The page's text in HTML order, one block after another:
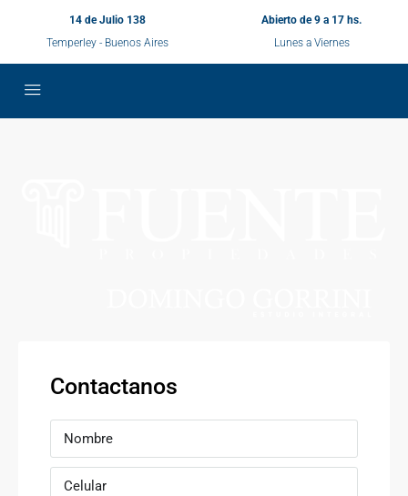
14 de Julio 138
Temperley - Buenos Aires
Abierto de 9 a 17 hs.
Lunes a Viernes
Contactanos